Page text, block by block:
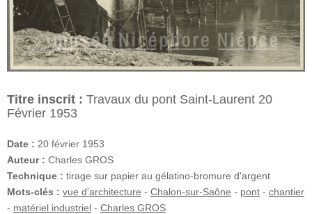
Titre inscrit : Travaux du pont Saint-Laurent 20
Février 1953
Date : 20 février 1953
Auteur : Charles GROS
Technique : tirage sur papier au gélatino-bromure d'argent
Mots-clés : vue d'architecture - Chalon-sur-Saône - pont - chantier
- matériel industriel - Charles GROS